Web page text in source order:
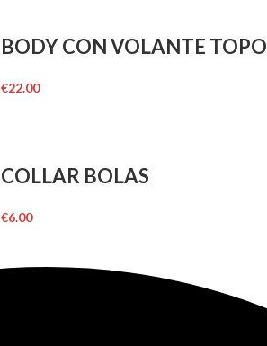
BODY CON VOLANTE TOPO
€22.00
COLLAR BOLAS
€6.00